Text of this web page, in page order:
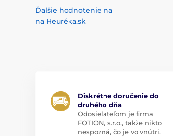
Ďalšie hodnotenie na
na Heuréka.sk
Diskrétne doručenie do
druhého dňa
Odosielateľom je firma
FOTION, s.r.o., takže nikto
nespozná, čo je vo vnútri.